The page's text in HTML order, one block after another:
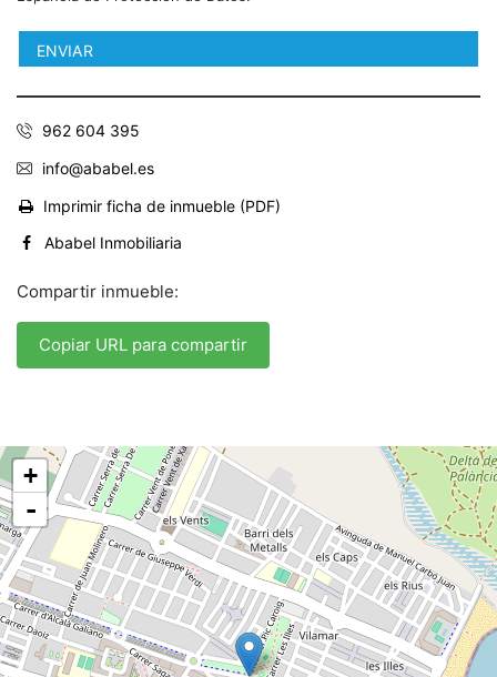
962 604 395
info@ababel.es
Imprimir ficha de inmueble (PDF)
Ababel Inmobiliaria
Compartir inmueble:
Copiar URL para compartir
+
-